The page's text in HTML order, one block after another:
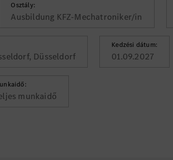
Osztály:
Ausbildung KFZ-Mechatroniker/in
Düsseldorf
Kedzési dátum:
01.09.2027
munkaidő